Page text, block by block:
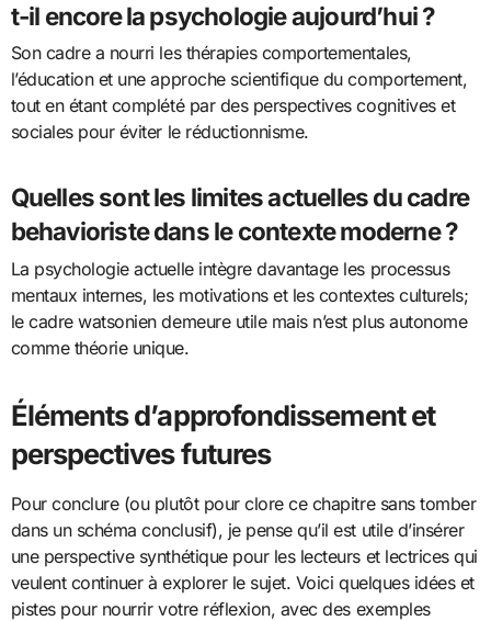
t-il encore la psychologie aujourd’hui ?
Son cadre a nourri les thérapies comportementales,
l’éducation et une approche scientifique du comportement,
tout en étant complété par des perspectives cognitives et
sociales pour éviter le réductionnisme.
Quelles sont les limites actuelles du cadre
behavioriste dans le contexte moderne ?
La psychologie actuelle intègre davantage les processus
mentaux internes, les motivations et les contextes culturels;
le cadre watsonien demeure utile mais n’est plus autonome
comme théorie unique.
Éléments d’approfondissement et
perspectives futures
Pour conclure (ou plutôt pour clore ce chapitre sans tomber
dans un schéma conclusif), je pense qu’il est utile d’insérer
une perspective synthétique pour les lecteurs et lectrices qui
veulent continuer à explorer le sujet. Voici quelques idées et
pistes pour nourrir votre réflexion, avec des exemples